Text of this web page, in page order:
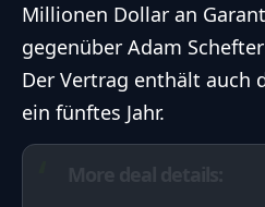
Millionen Dollar an
gegenüber Adam
Der Vertrag enthält auch
ein fünftes Jahr.